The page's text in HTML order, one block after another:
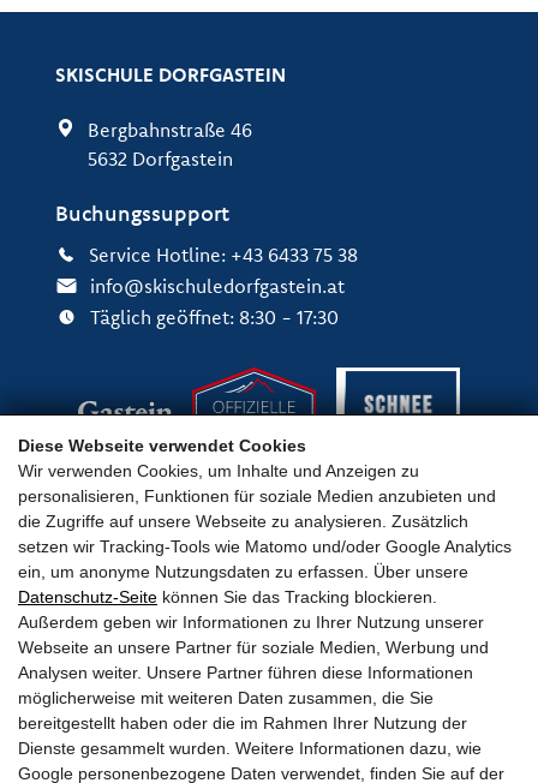
Diese Webseite verwendet Cookies
Wir verwenden Cookies, um Inhalte und Anzeigen zu
personalisieren, Funktionen für soziale Medien anzubieten und
die Zugriffe auf unsere Webseite zu analysieren. Zusätzlich
setzen wir Tracking-Tools wie Matomo und/oder Google Analytics
ein, um anonyme Nutzungsdaten zu erfassen. Über unsere
Datenschutz-Seite können Sie das Tracking blockieren.
Außerdem geben wir Informationen zu Ihrer Nutzung unserer
Webseite an unsere Partner für soziale Medien, Werbung und
Analysen weiter. Unsere Partner führen diese Informationen
möglicherweise mit weiteren Daten zusammen, die Sie
bereitgestellt haben oder die im Rahmen Ihrer Nutzung der
Dienste gesammelt wurden. Weitere Informationen dazu, wie
Google personenbezogene Daten verwendet, finden Sie auf der
SKISCHULE DORFGASTEIN
Bergbahnstraße 46
5632 Dorfgastein
Buchungssupport
Service Hotline: +43 6433 75 38
info@skischuledorfgastein.at
Täglich geöffnet: 8:30 - 17:30
Wichtige Links
AGB Impressum Datenschutz Barrierefreiheit